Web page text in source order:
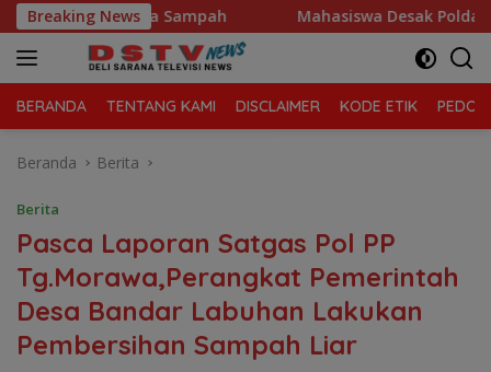
Langsung
ke
konten
Breaking News
Kelola Sampah Mahasiswa Desak Polda Sumut
BERANDA TENTANG KAMI DISCLAIMER KODE ETIK
Beranda Berita
Berita
Pasca Laporan Satgas Pol PP
Tg.Morawa,Perangkat Pemerintah
Desa Bandar Labuhan Lakukan
Pembersihan Sampah Liar